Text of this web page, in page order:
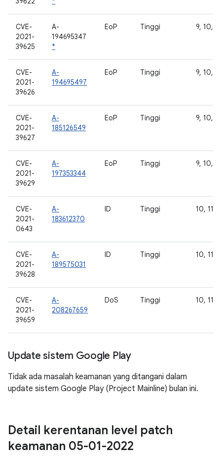
CVE-
2021-
39625
A-
194695347
*
EoP Tinggi 9, 10,
CVE-
2021-
39626
A-
194695497
EoP Tinggi 9, 10,
CVE-
2021-
39627
A-
185126549
EoP Tinggi 9, 10,
CVE-
2021-
39629
A-
197353344
EoP Tinggi 9, 10,
CVE-
2021-
0643
A-
183612370
ID Tinggi 10, 11,
CVE-
2021-
39628
A-
189575031
ID Tinggi 10, 11
CVE-
2021-
39659
A-
208267659
DoS Tinggi 10, 11,
Update sistem Google Play
Tidak ada masalah keamanan yang ditangani dalam
update sistem Google Play (Project Mainline) bulan ini.
Detail kerentanan level patch
keamanan 05-01-2022